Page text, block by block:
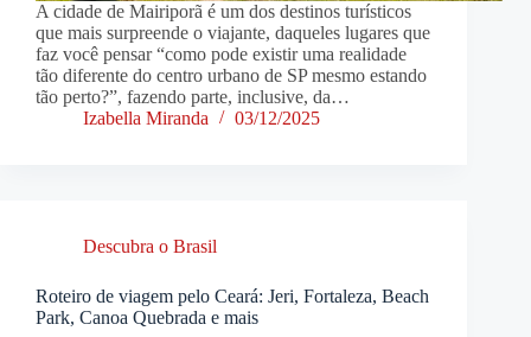
A cidade de Mairiporã é um dos destinos turísticos
que mais surpreende o viajante, daqueles lugares que
faz você pensar “como pode existir uma realidade
tão diferente do centro urbano de SP mesmo estando
tão perto?”, fazendo parte, inclusive, da…
Izabella Miranda
03/12/2025
Descubra o Brasil
Roteiro de viagem pelo Ceará: Jeri, Fortaleza, Beach
Park, Canoa Quebrada e mais